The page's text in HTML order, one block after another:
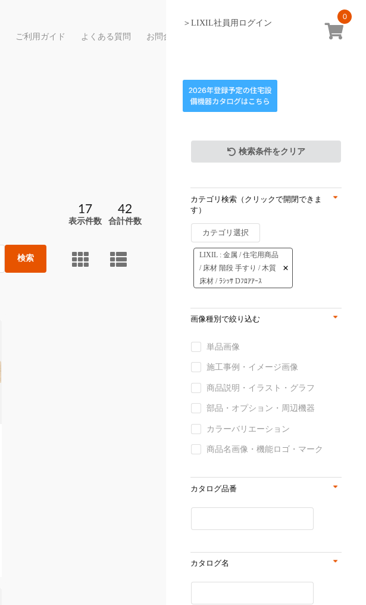
ご利用ガイド よくある質問 お問合せ
17
表示件数
42
合計件数
検索
＞LIXIL社員用ログイン
0
検索条件をクリア
カテゴリ検索（クリックで開閉できま
す）
カテゴリ選択
LIXIL : 金属 / 住宅用商品
/ 床材 階段 手すり / 木質
床材 / ﾗｼｯｻ Dﾌﾛｱｱｰｽ
画像種別で絞り込む
単品画像
施工事例・イメージ画像
商品説明・イラスト・グラフ
部品・オプション・周辺機器
カラーバリエーション
商品名画像・機能ロゴ・マーク
カタログ品番
カタログ名